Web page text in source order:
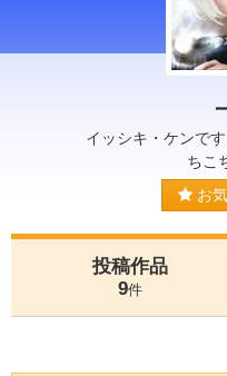
イッシキ・ケンで
ちこ
お
投稿作品
9件